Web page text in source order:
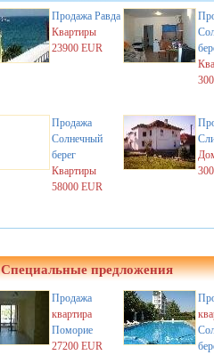
Продажа Равда
Квартиры
23900 EUR
Продажа
Солнечный
берег
Квартиры
58000 EUR
Специальные предложения
Продажа
квартира
Поморие
27200 EUR